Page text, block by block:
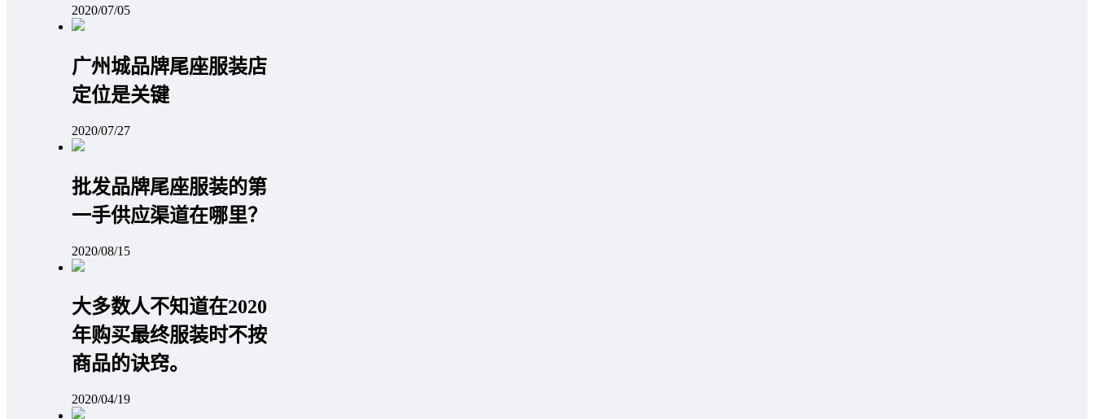
2020/07/05
广州城品牌尾座服装店
定位是关键
2020/07/27
批发品牌尾座服装的第
一手供应渠道在哪里？
2020/08/15
大多数人不知道在2020
年购买最终服装时不按
商品的诀窍。
2020/04/19